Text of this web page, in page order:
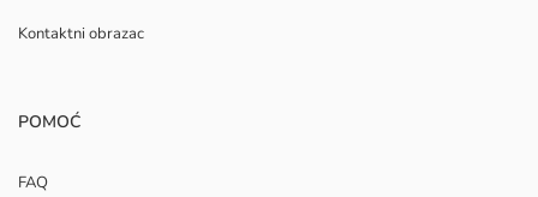
Kontaktni obrazac
POMOĆ
FAQ